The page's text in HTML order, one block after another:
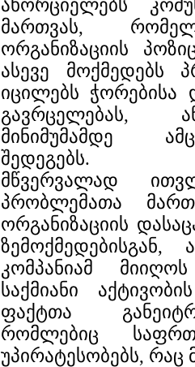
ახორციელებს
მართვას,
ორგანიზაციის
ასევე მოქმედებს
იცილებს ჭორებისა
გავრცელებას,
მინიმუმამდე
შედეგებს.
მწვერვალად
პრობლემათა
ორგანიზაციის
კომპანიამ
საქმიანი
ფაქტთა
რომლებიც
უპირატესობებს, რაც